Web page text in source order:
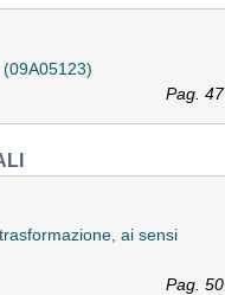
Pag. 47
ai sensi
Pag. 50